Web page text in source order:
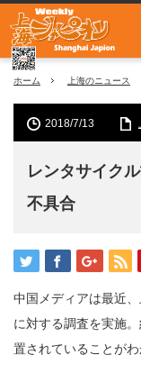
ホーム 上海のニュース
2018/7/13
レンタサイク
不具合
中国メディアは最近
に対する調査を実施
置されていることがわ